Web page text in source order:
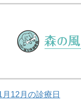
月12月の診療日